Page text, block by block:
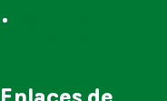
Enlaces de